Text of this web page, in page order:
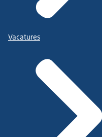
Vacatures